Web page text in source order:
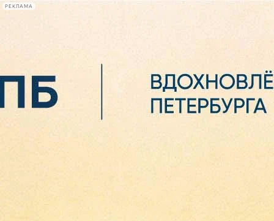
РЕКЛАМА
Сегодня:
2026.08.06
13:38